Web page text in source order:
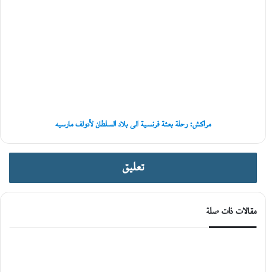
مراكش: رحلة بعثة فرنسية الى بلاد السلطان لأدولف مارسيه
تعليق
مقالات ذات صلة